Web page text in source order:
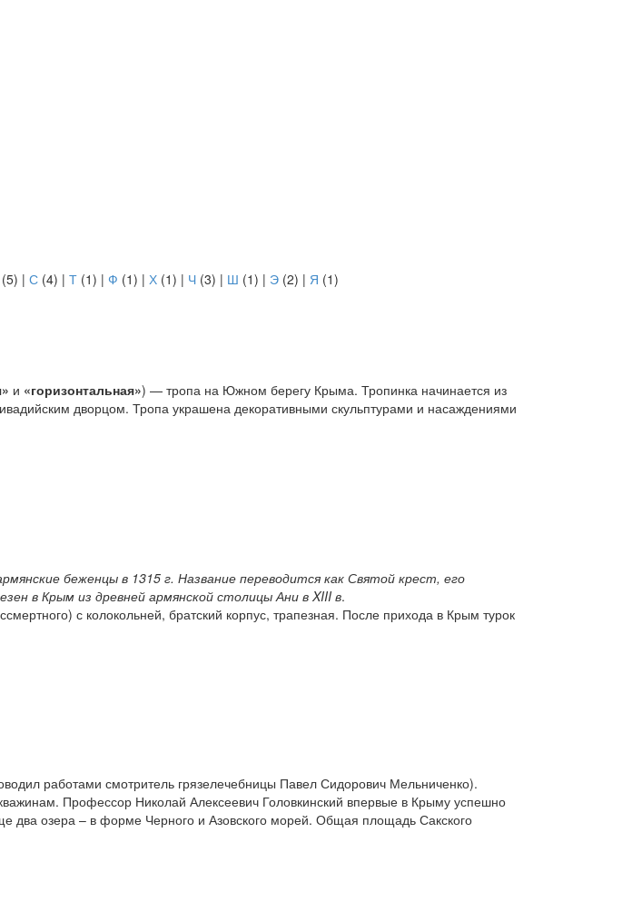
(5) | С (4) | Т (1) | Ф (1) | Х (1) | Ч (3) | Ш (1) | Э (2) | Я (1)
и «горизонтальная») — тропа на Южном берегу Крыма. Тропинка начинается из
дворцом. Тропа украшена декоративными скульптурами и насаждениями
беженцы в 1315 г. Название переводится как Святой крест, его
в Крым из древней армянской столицы Ани в XIII в.
с колокольней, братский корпус, трапезная. После прихода в Крым турок
работами смотритель грязелечебницы Павел Сидорович Мельниченко).
Профессор Николай Алексеевич Головкинский впервые в Крыму успешно
два озера – в форме Черного и Азовского морей. Общая площадь Сакского